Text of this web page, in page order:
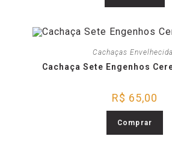
Cachaças
Cachaça Sete Engenhos
R$ 65,00
Comprar